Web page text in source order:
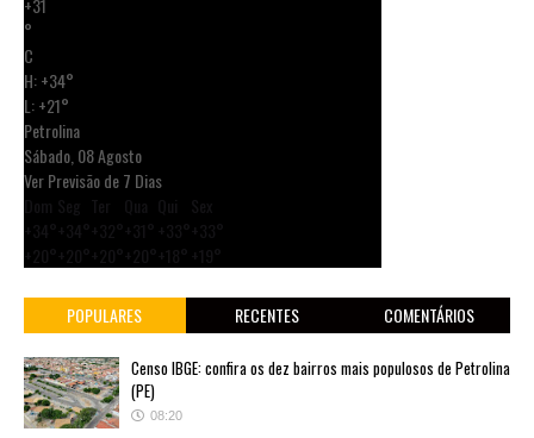
°
C
H:+34°
L:+21°
Petrolina
Sábado, 08 Agosto
Ver Previsão de 7 Dias
POPULARES RECENTES COMENTÁRIOS
Censo IBGE: confira os dez bairros mais populosos de Petrolina
(PE)
08:20